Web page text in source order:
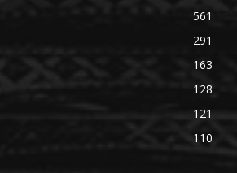
561
291
163
128
121
110